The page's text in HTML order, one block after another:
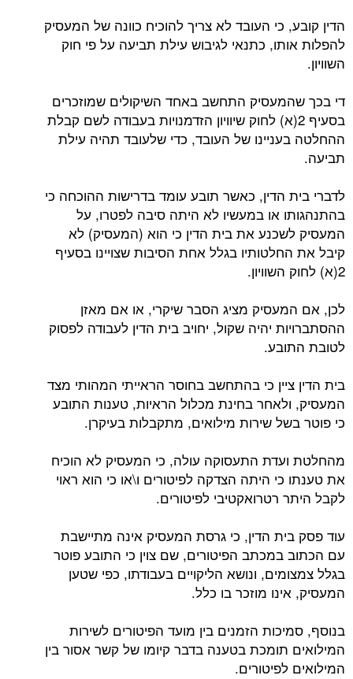
הדין קובע, כי העובד לא צריך להוכיח כוונה של המעסיק
להפלות אותו, כתנאי לגיבוש עילת תביעה על פי חוק
השוויון.
די בכך שהמעסיק התחשב באחד השיקולים שמוזכרים
בסעיף 2(א) לחוק שיוויון הזדמנויות בעבודה לשם קבלת
ההחלטה בעניינו של העובד, כדי שלעובד תהיה עילת
תביעה.
לדברי בית הדין, כאשר תובע עומד בדרישות ההוכחה כי
בהתנהגותו או במעשיו לא היתה סיבה לפטרו, על
המעסיק לשכנע את בית הדין כי הוא (המעסיק) לא
קיבל את החלטותיו בגלל אחת הסיבות שצויינו בסעיף
2(א) לחוק השוויון.
לכן, אם המעסיק מציג הסבר שיקרי, או אם מאזן
ההסתברויות יהיה שקול, יחויב בית הדין לעבודה לפסוק
לטובת התובע.
בית הדין ציין כי בהתחשב בחוסר הראייתי המהותי מצד
המעסיק, ולאחר בחינת מכלול הראיות, טענות התובע
כי פוטר בשל שירות מילואים, מתקבלות בעיקרן.
מהחלטת ועדת התעסוקה עולה, כי המעסיק לא הוכיח
את טענתו כי היתה הצדקה לפיטורים ו\או כי הוא ראוי
לקבל היתר רטרואקטיבי לפיטורים.
עוד פסק בית הדין, כי גרסת המעסיק אינה מתיישבת
עם הכתוב במכתב הפיטורים, שם צוין כי התובע פוטר
בגלל צמצומים, ונושא הליקויים בעבודתו, כפי שטען
המעסיק, אינו מוזכר בו כלל.
בנוסף, סמיכות הזמנים בין מועד הפיטורים לשירות
המילואים תומכת בטענה בדבר קיומו של קשר אסור בין
המילואים לפיטורים.